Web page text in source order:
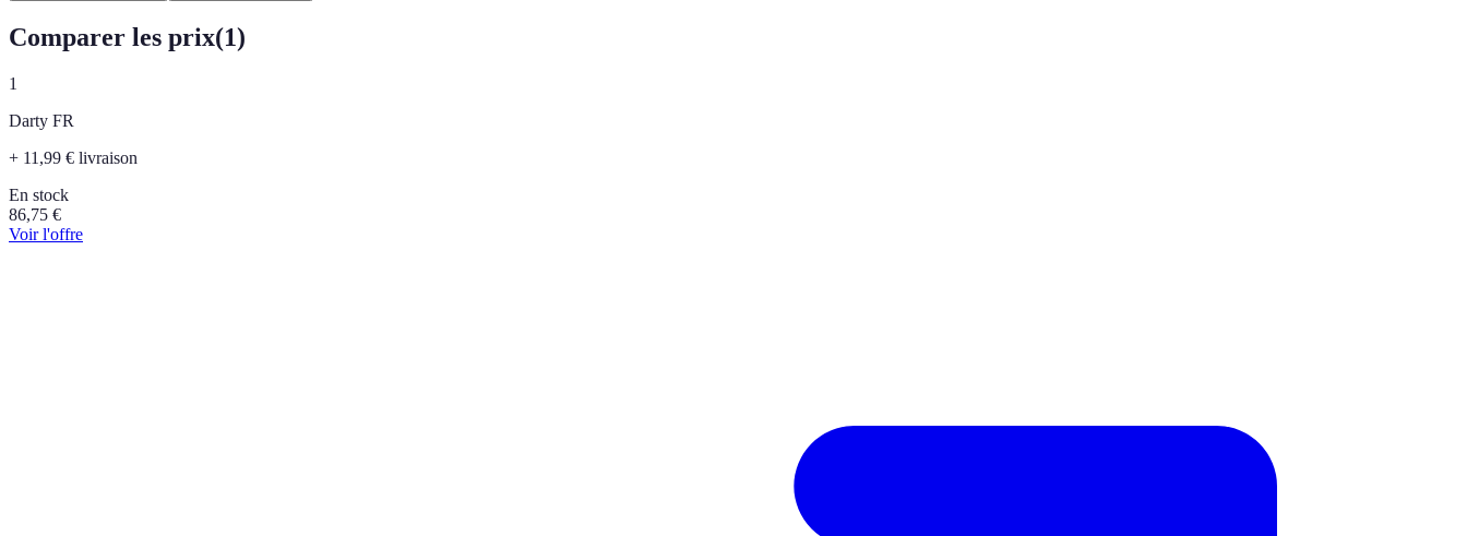
Comparer les prix(1)
1
Darty FR
+ 11,99 € livraison
En stock
86,75 €
Voir l'offre